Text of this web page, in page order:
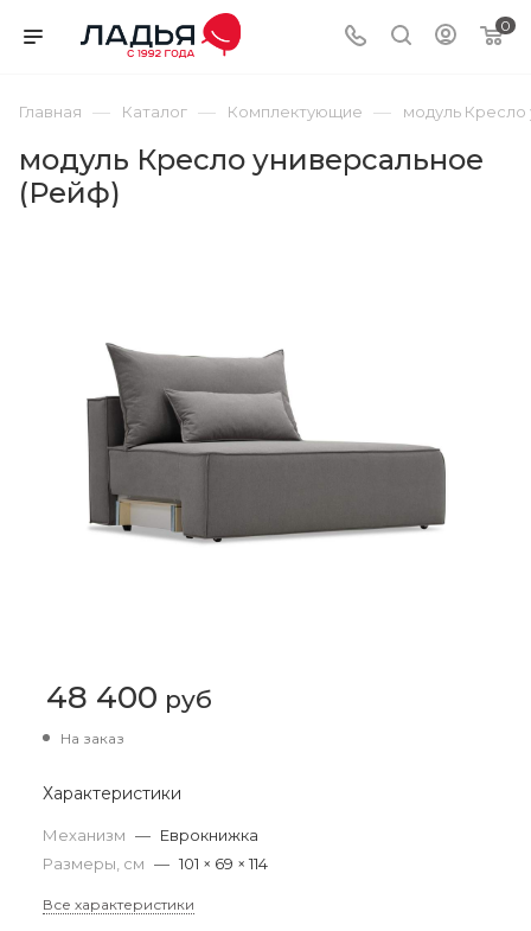
0
Главная — Каталог — Комплектующие — модуль
модуль Кресло универсальное
(Рейф)
48 400 руб
На заказ
Характеристики
Механизм — Еврокнижка
Размеры, см — 101 × 69 × 114
Все характеристики